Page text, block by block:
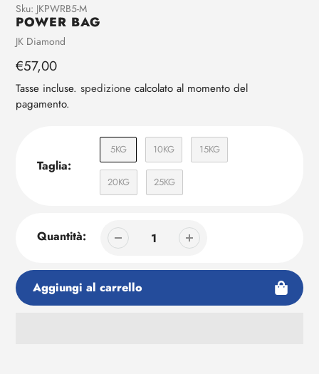
Aggiunta
di
prodotto
tuo
carrello
Sku: JKPWRB5-M
POWER BAG
Venditrice
JK Diamond
Prezzo
regolare
€57,00
Tasse incluse. spedizione calcolato al momento del
pagamento.
Taglia:
5KG 10KG 15KG
20KG 25KG
Quantità:
Aggiungi al carrello